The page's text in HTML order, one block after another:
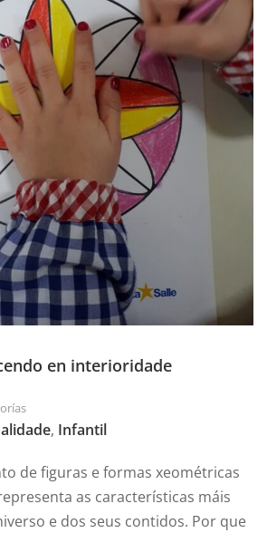
en interioridade
, Infantil
de figuras e formas xeométricas
as características máis
e dos seus contidos. Por que